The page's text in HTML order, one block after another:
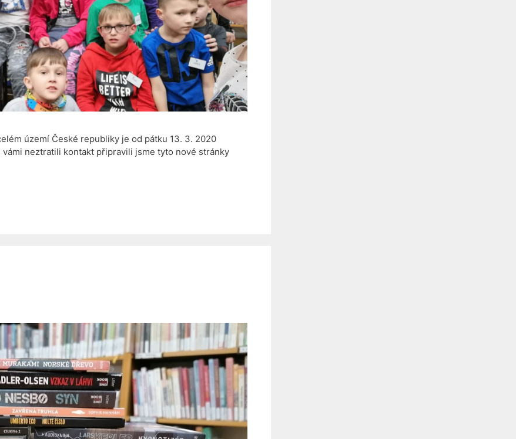
území České republiky je od pátku 13. 3. 2020
neztratili kontakt připravili jsme tyto nové stránky